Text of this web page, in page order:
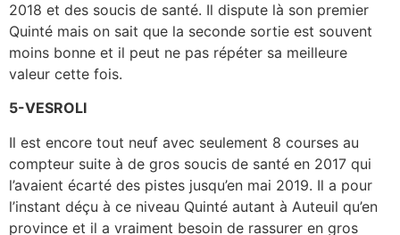
2018 et des soucis de santé. Il dispute là son premier
Quinté mais on sait que la seconde sortie est souvent
moins bonne et il peut ne pas répéter sa meilleure
valeur cette fois.
5-VESROLI
Il est encore tout neuf avec seulement 8 courses au
compteur suite à de gros soucis de santé en 2017 qui
l’avaient écarté des pistes jusqu’en mai 2019. Il a pour
l’instant déçu à ce niveau Quinté autant à Auteuil qu’en
province et il a vraiment besoin de rassurer en gros